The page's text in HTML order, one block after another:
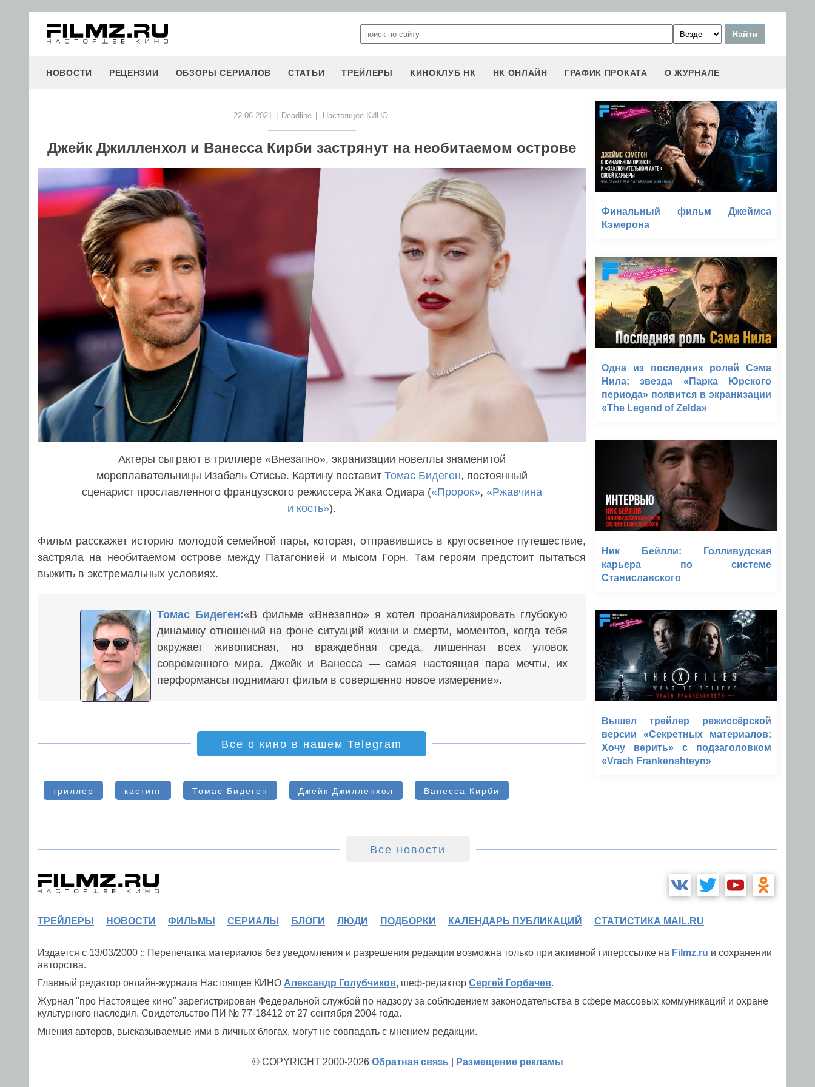
НОВОСТИ РЕЦЕНЗИИ ОБЗОРЫ СЕРИАЛОВ СТАТЬИ ТРЕЙЛЕРЫ КИНОКЛУБ НК НК ОНЛАЙН ГРАФИК ПРОКАТА О ЖУРНАЛЕ
22.06.2021 Deadline Настоящее КИНО
Джейк Джилленхол и Ванесса Кирби застрянут на необитаемом острове
Актеры сыграют в триллере «Внезапно», экранизации новеллы знаменитой
мореплавательницы Изабель Отисье. Картину поставит Томас Бидеген, постоянный
сценарист прославленного французского режиссера Жака Одиара («Пророк», «Ржавчина
и кость»).
Фильм расскажет историю молодой семейной пары, которая, отправившись в кругосветное путешествие,
застряла на необитаемом острове между Патагонией и мысом Горн. Там героям предстоит пытаться
выжить в экстремальных условиях.
Томас Бидеген:«В фильме «Внезапно» я хотел проанализировать глубокую
динамику отношений на фоне ситуаций жизни и смерти, моментов, когда тебя
окружает живописная, но враждебная среда, лишенная всех уловок
современного мира. Джейк и Ванесса — самая настоящая пара мечты, их
перформансы поднимают фильм в совершенно новое измерение».
Все о кино в нашем Telegram
триллер кастинг Томас Бидеген Джейк Джилленхол Ванесса Кирби
Финальный фильм Джеймса
Кэмерона
Одна из последних ролей Сэма
Нила: звезда «Парка Юрского
периода» появится в экранизации
«The Legend of Zelda»
Ник Бейлли: Голливудская
карьера по системе
Станиславского
Вышел трейлер режиссёрской
версии «Секретных материалов:
Хочу верить» с подзаголовком
«Vrach Frankenshteyn»
Все новости
ТРЕЙЛЕРЫ НОВОСТИ ФИЛЬМЫ СЕРИАЛЫ БЛОГИ ЛЮДИ ПОДБОРКИ КАЛЕНДАРЬ ПУБЛИКАЦИЙ СТАТИСТИКА MAIL.RU
Издается с 13/03/2000 :: Перепечатка материалов без уведомления и разрешения редакции возможна только при активной гиперссылке на Filmz.ru и сохранении
авторства.
Главный редактор онлайн-журнала Настоящее КИНО Александр Голубчиков, шеф-редактор Сергей Горбачев.
Журнал "про Настоящее кино" зарегистрирован Федеральной службой по надзору за соблюдением законодательства в сфере массовых коммуникаций и охране
культурного наследия. Свидетельство ПИ № 77-18412 от 27 сентября 2004 года.
Мнения авторов, высказываемые ими в личных блогах, могут не совпадать с мнением редакции.
© COPYRIGHT 2000-2026 Обратная связь Размещение рекламы